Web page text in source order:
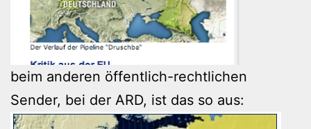
beim anderen öffentlich-rechtlichen
Sender, bei der ARD, ist das so aus: